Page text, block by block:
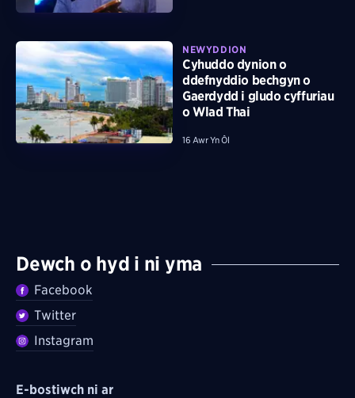
NEWYDDION
Cyhuddo dynion o
ddefnyddio bechgyn o
Gaerdydd i gludo cyffuriau
o Wlad Thai
16 Awr Yn Ôl
Dewch o hyd i ni yma
Facebook
Twitter
Instagram
E-bostiwch ni ar